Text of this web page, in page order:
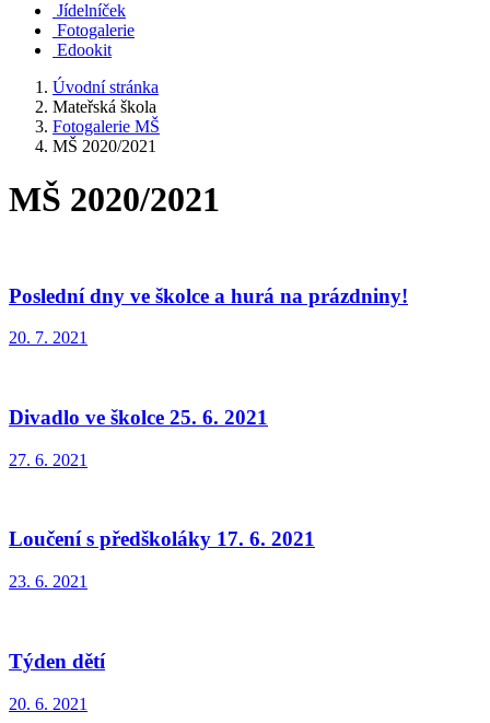
Jídelníček
Fotogalerie
Edookit
Úvodní stránka
Mateřská škola
Fotogalerie MŠ
MŠ 2020/2021
MŠ 2020/2021
Poslední dny ve školce a hurá na prázdniny!
20. 7. 2021
Divadlo ve školce 25. 6. 2021
27. 6. 2021
Loučení s předškoláky 17. 6. 2021
23. 6. 2021
Týden dětí
20. 6. 2021